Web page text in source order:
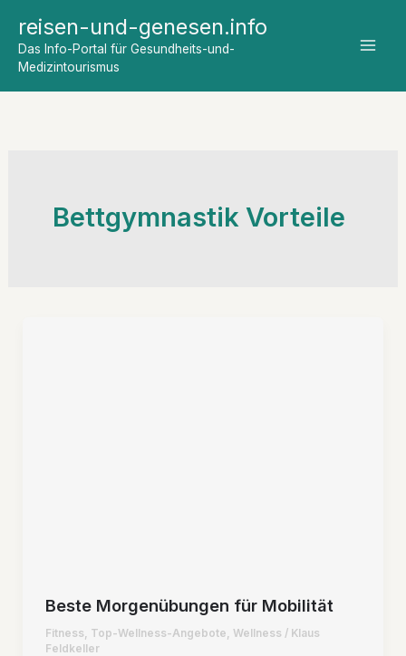
Inhalt
springen
reisen-und-genesen.info
Das Info-Portal für Gesundheits-und-
Medizintourismus
Bettgymnastik Vorteile
Beste Morgenübungen für Mobilität
Fitness Top-Wellness-Angebote Wellness / Klaus
Feldkeller